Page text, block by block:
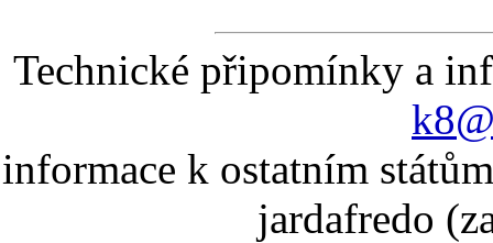
Technické připomínky a
informace k ostatním
jardafredo